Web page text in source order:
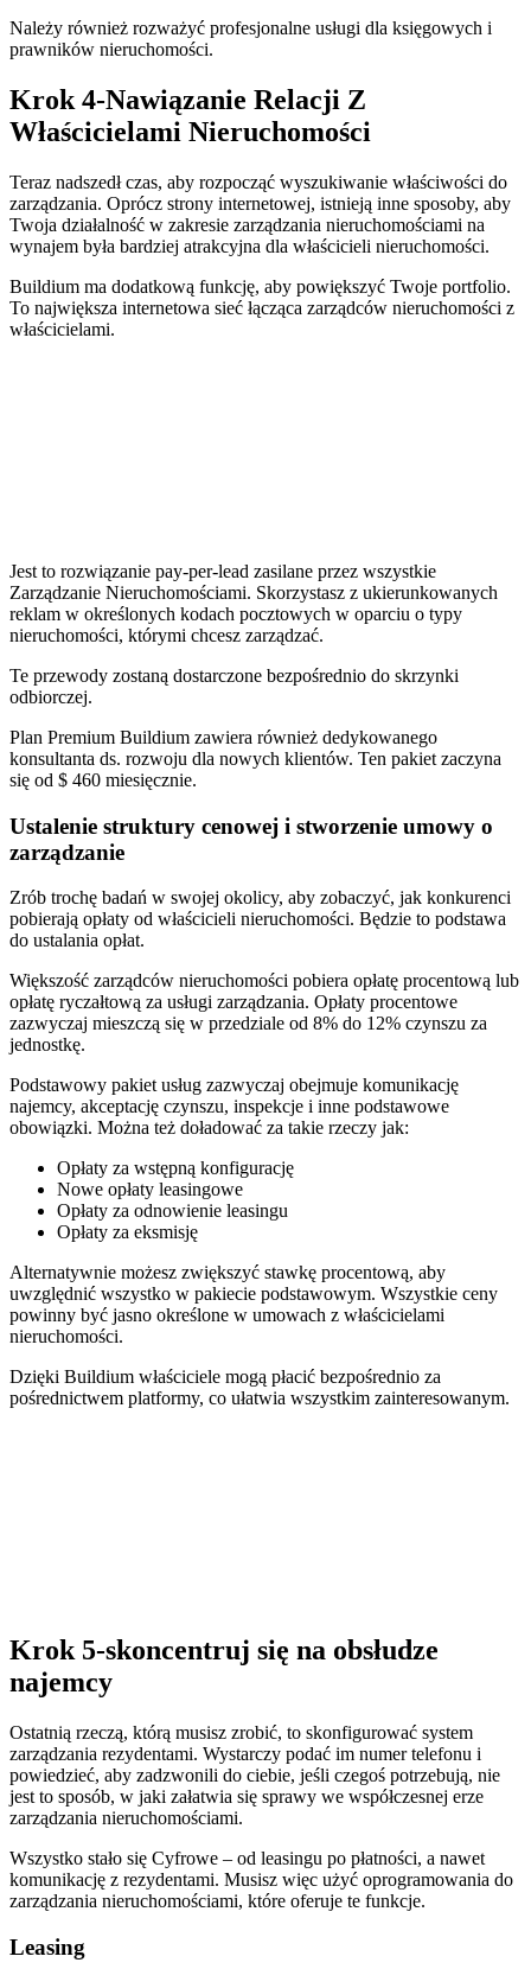
Należy również rozważyć profesjonalne usługi dla księgowych i
prawników nieruchomości.
Krok 4-Nawiązanie Relacji Z
Właścicielami Nieruchomości
Teraz nadszedł czas, aby rozpocząć wyszukiwanie właściwości do
zarządzania. Oprócz strony internetowej, istnieją inne sposoby, aby
Twoja działalność w zakresie zarządzania nieruchomościami na
wynajem była bardziej atrakcyjna dla właścicieli nieruchomości.
Buildium ma dodatkową funkcję, aby powiększyć Twoje portfolio.
To największa internetowa sieć łącząca zarządców nieruchomości z
właścicielami.
Jest to rozwiązanie pay-per-lead zasilane przez wszystkie
Zarządzanie Nieruchomościami. Skorzystasz z ukierunkowanych
reklam w określonych kodach pocztowych w oparciu o typy
nieruchomości, którymi chcesz zarządzać.
Te przewody zostaną dostarczone bezpośrednio do skrzynki
odbiorczej.
Plan Premium Buildium zawiera również dedykowanego
konsultanta ds. rozwoju dla nowych klientów. Ten pakiet zaczyna
się od $ 460 miesięcznie.
Ustalenie struktury cenowej i stworzenie umowy o
zarządzanie
Zrób trochę badań w swojej okolicy, aby zobaczyć, jak konkurenci
pobierają opłaty od właścicieli nieruchomości. Będzie to podstawa
do ustalania opłat.
Większość zarządców nieruchomości pobiera opłatę procentową lub
opłatę ryczałtową za usługi zarządzania. Opłaty procentowe
zazwyczaj mieszczą się w przedziale od 8% do 12% czynszu za
jednostkę.
Podstawowy pakiet usług zazwyczaj obejmuje komunikację
najemcy, akceptację czynszu, inspekcje i inne podstawowe
obowiązki. Można też doładować za takie rzeczy jak:
Opłaty za wstępną konfigurację
Nowe opłaty leasingowe
Opłaty za odnowienie leasingu
Opłaty za eksmisję
Alternatywnie możesz zwiększyć stawkę procentową, aby
uwzględnić wszystko w pakiecie podstawowym. Wszystkie ceny
powinny być jasno określone w umowach z właścicielami
nieruchomości.
Dzięki Buildium właściciele mogą płacić bezpośrednio za
pośrednictwem platformy, co ułatwia wszystkim zainteresowanym.
Krok 5-skoncentruj się na obsłudze
najemcy
Ostatnią rzeczą, którą musisz zrobić, to skonfigurować system
zarządzania rezydentami. Wystarczy podać im numer telefonu i
powiedzieć, aby zadzwonili do ciebie, jeśli czegoś potrzebują, nie
jest to sposób, w jaki załatwia się sprawy we współczesnej erze
zarządzania nieruchomościami.
Wszystko stało się Cyfrowe – od leasingu po płatności, a nawet
komunikację z rezydentami. Musisz więc użyć oprogramowania do
zarządzania nieruchomościami, które oferuje te funkcje.
Leasing